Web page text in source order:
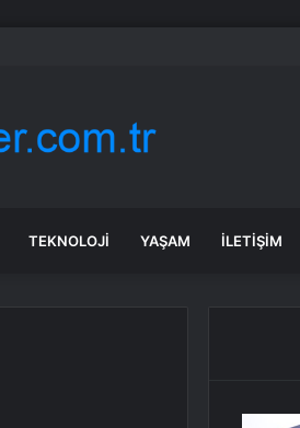
hane halkı ve reel sektör geriledi
TEKNOLOJI YAŞAM İLETIŞIM